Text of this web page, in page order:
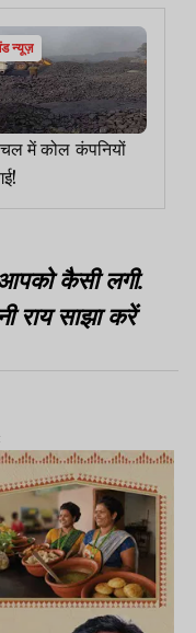
न्यूज़
में कोल कंपनियों
कैसी लगी.
राय साझा करें